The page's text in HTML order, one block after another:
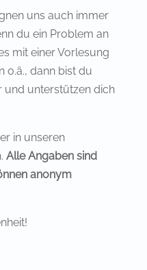
uns auch immer
du ein Problem an
mit einer Vorlesung
o.ä., dann bist du
und unterstützen dich
in unseren
Alle Angaben sind
anonym